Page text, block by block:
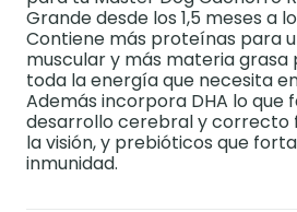
Grande desde los 1,5 meses a
Contiene más proteínas para
muscular y más materia
toda la energía que necesita
Además incorpora DHA lo que
desarrollo cerebral y correcto
la visión, y prebióticos que
inmunidad.